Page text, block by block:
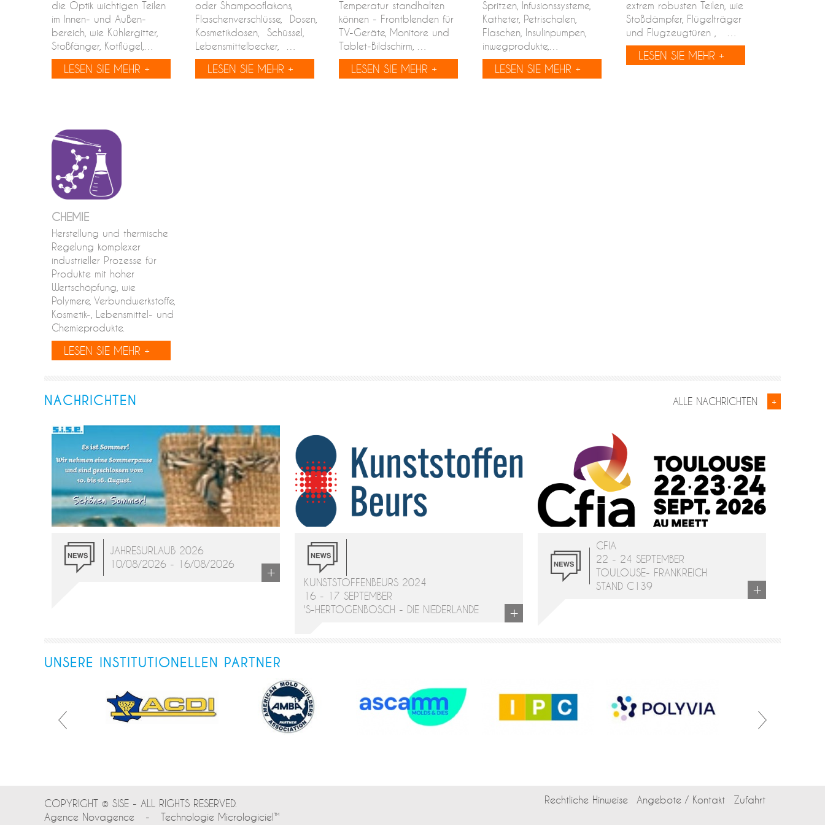
die Optik wichtigen Teilen
im Innen- und Außen-
bereich, wie Kühlergitter,
Stoßfänger, Kotflügel,…
LESEN SIE MEHR +
oder Shampooflakons,
Flaschenverschlüsse, Dosen,
Kosmetikdosen, Schüssel,
Lebensmittelbecker, …
LESEN SIE MEHR +
Temperatur standhalten
können - Frontblenden für
TV-Geräte, Monitore und
Tablet-Bildschirm, …
LESEN SIE MEHR +
Spritzen, Infusionssysteme,
Katheter, Petrischalen,
Flaschen, Insulinpumpen,
inwegprodukte,…
LESEN SIE MEHR +
extrem robusten Teilen, wie
Stoßdämpfer, Flügelträger
und Flugzeugtüren , …
LESEN SIE MEHR +
CHEMIE
Herstellung und thermische
Regelung komplexer
industrieller Prozesse für
Produkte mit hoher
Wertschöpfung, wie
Polymere, Verbundwerkstoffe,
Kosmetik-, Lebensmittel- und
Chemieprodukte.
LESEN SIE MEHR +
NACHRICHTEN ALLE NACHRICHTEN +
JAHRESURLAUB 2026
10/08/2026 - 16/08/2026
+
KUNSTSTOFFENBEURS 2024
16 - 17 SEPTEMBER
'S-HERTOGENBOSCH - DIE NIEDERLANDE
+
CFIA
22 - 24 SEPTEMBER
TOULOUSE- FRANKREICH
STAND C139
+
UNSERE INSTITUTIONELLEN PARTNER
COPYRIGHT © SISE - ALL RIGHTS RESERVED.
Agence Novagence - Technologie Micrologiciel™
Rechtliche Hinweise Angebote / Kontakt Zufahrt